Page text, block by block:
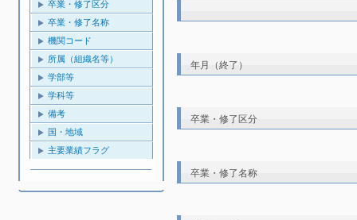
卒業・修了区分
卒業・修了名称
機関コード
所属（組織名等）
学部等
学科等
備考
国・地域
主要業績フラグ
年月（終了）
卒業・修了区分
卒業・修了名称